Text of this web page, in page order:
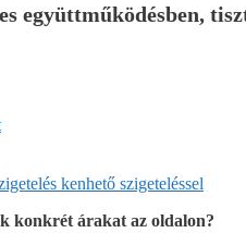
együttműködésben,
kenhető szigeteléssel
konkrét árakat az oldalon?